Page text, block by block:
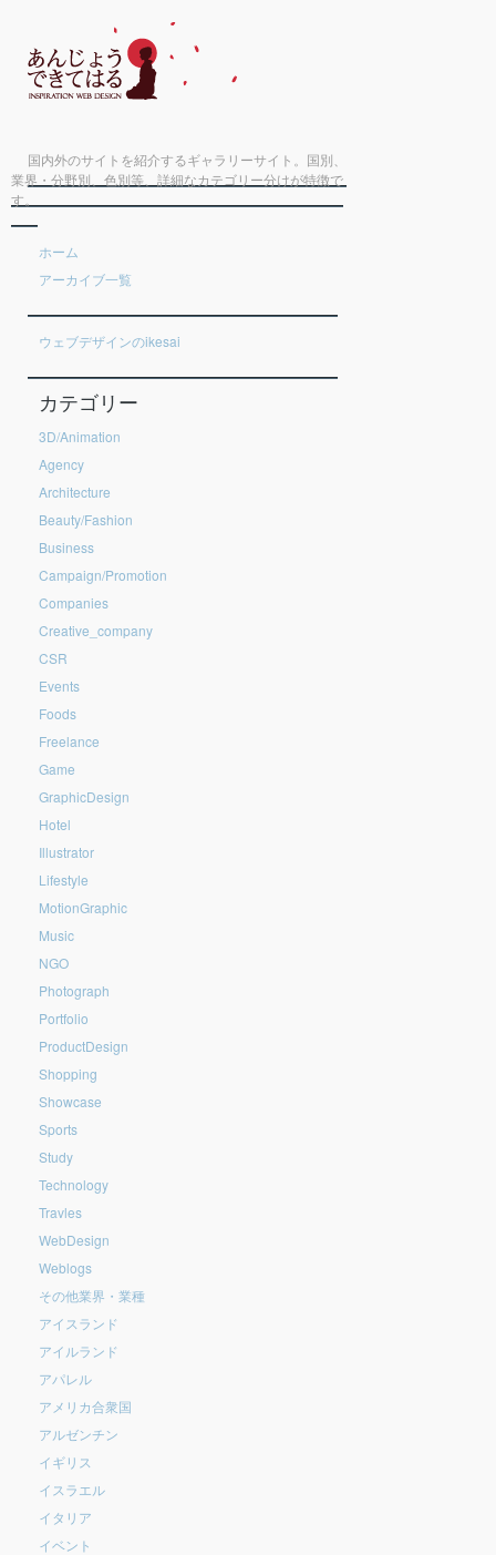
国内外のサイトを紹介するギャラリーサイト。国別、
業界・分野別、色別等、詳細なカテゴリー分けが特徴で
す。
ホーム
アーカイブ一覧
ウェブデザインのikesai
カテゴリー
3D/Animation
Agency
Architecture
Beauty/Fashion
Business
Campaign/Promotion
Companies
Creative_company
CSR
Events
Foods
Freelance
Game
GraphicDesign
Hotel
Illustrator
Lifestyle
MotionGraphic
Music
NGO
Photograph
Portfolio
ProductDesign
Shopping
Showcase
Sports
Study
Technology
Travles
WebDesign
Weblogs
その他業界・業種
アイスランド
アイルランド
アパレル
アメリカ合衆国
アルゼンチン
イギリス
イスラエル
イタリア
イベント